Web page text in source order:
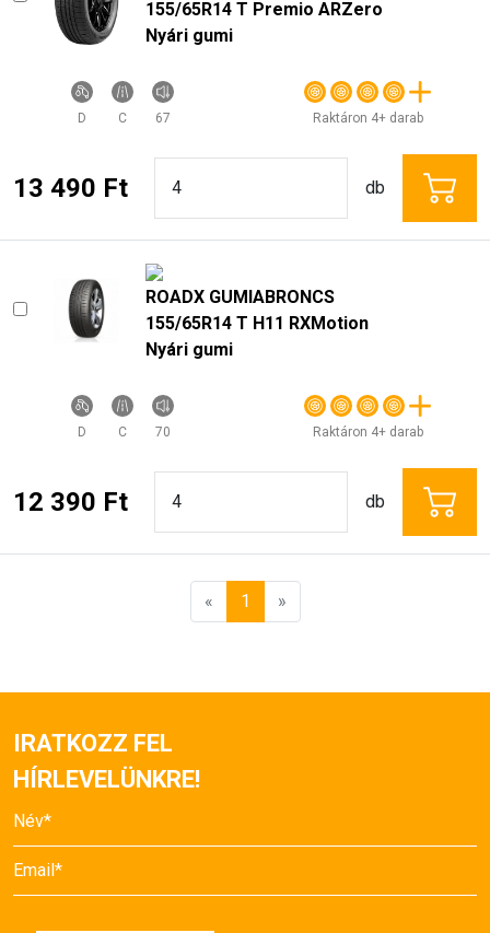
155/65R14 T Premio ARZero
Nyári gumi
D C 67 Raktáron 4+ darab
13 490 Ft db
ROADX GUMIABRONCS
155/65R14 T H11 RXMotion
Nyári gumi
D C 70 Raktáron 4+ darab
12 390 Ft db
« 1 »
IRATKOZZ FEL
HÍRLEVELÜNKRE!